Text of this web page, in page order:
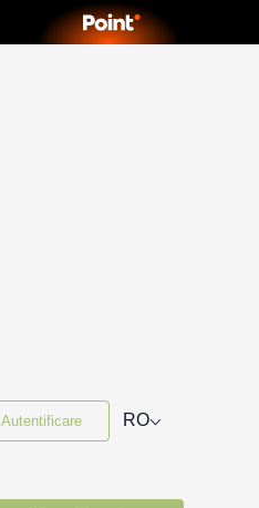
Autentificare RO⌵